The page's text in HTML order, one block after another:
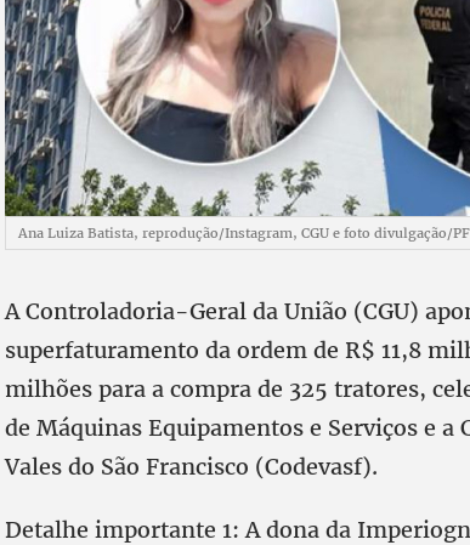
Ana Luiza Batista, reprodução/Instagram, CGU e foto divulgação/PF
A Controladoria-Geral da União (CGU)
superfaturamento da ordem de R$ 11,8
milhões para a compra de 325 tratores,
de Máquinas Equipamentos e Serviços e
Vales do São Francisco (Codevasf).
Detalhe importante 1: A dona da